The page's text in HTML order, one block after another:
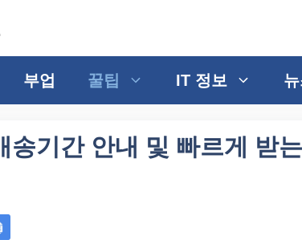
부업 꿀팁 IT 정보
송기간 안내 및 빠르게 받